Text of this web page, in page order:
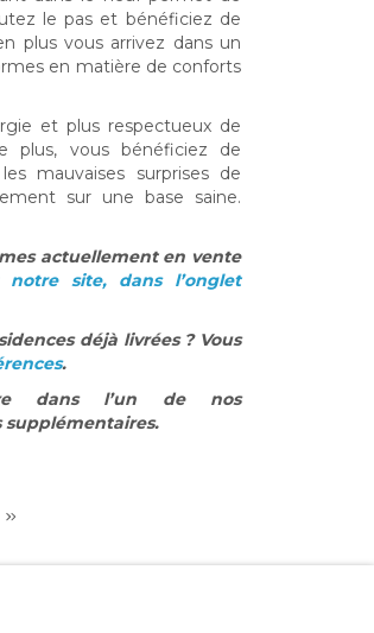
le pas et bénéficiez de
plus vous arrivez dans un
en matière de conforts
et plus respectueux de
plus, vous bénéficiez de
mauvaises surprises de
sur une base saine.
actuellement en vente
notre site, dans l’onglet
déjà livrées ? Vous
.
dans l’un de nos
»